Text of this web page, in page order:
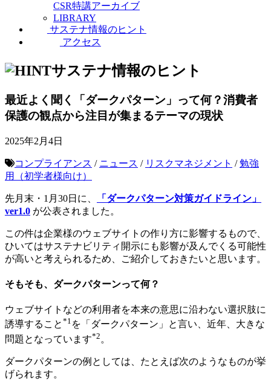
CSR特講アーカイブ
LIBRARY
サステナ情報のヒント
アクセス
サステナ情報のヒント
最近よく聞く「ダークパターン」って何？消費者
保護の観点から注目が集まるテーマの現状
2025年2月4日
コンプライアンス / ニュース / リスクマネジメント /勉強
用（初学者様向け）
先月末・1月30日に、
「ダークパターン対策ガイドライン」
ver1.0 が公表されました。
この件は企業様のウェブサイトの作り方に影響するもので、
ひいてはサステナビリティ開示にも影響が及んでくる可能性
が高いと考えられるため、ご紹介しておきたいと思います。
そもそも、ダークパターンって何？
ウェブサイトなどの利用者を本来の意思に沿わない選択肢に
誘導すること *1 を「ダークパターン」と言い、近年、大きな
問題となっています*2 。
ダークパターンの例としては、たとえば次のようなものが挙
げられます。